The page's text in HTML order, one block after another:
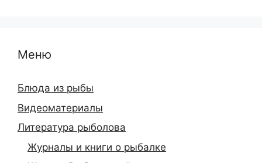
Меню
Блюда из рыбы
Видеоматериалы
Литература рыболова
Журналы и книги о рыбалке